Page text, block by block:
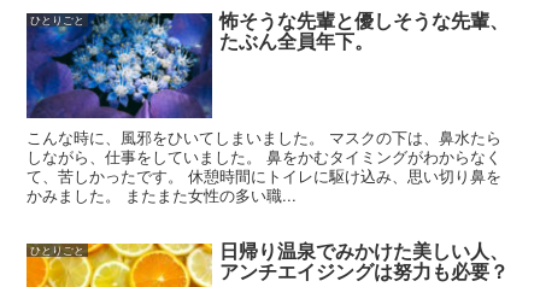
ひとりごと 怖そうな先輩と優しそうな先輩、
たぶん全員年下。
こんな時に、風邪をひいてしまいました。 マスクの下は、鼻水たら
しながら、仕事をしていました。 鼻をかむタイミングがわからなく
て、苦しかったです。 休憩時間にトイレに駆け込み、思い切り鼻を
かみました。 またまた女性の多い職...
ひとりごと 日帰り温泉でみかけた美しい人、
アンチエイジングは努力も必要？